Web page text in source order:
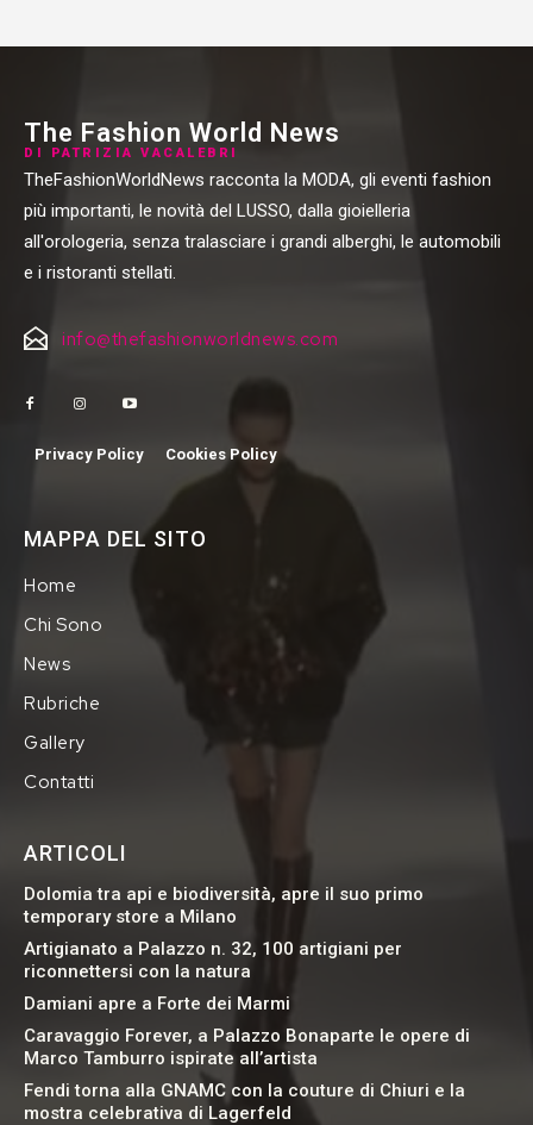
The Fashion World News
DI PATRIZIA VACALEBRI
TheFashionWorldNews racconta la MODA, gli eventi fashion
più importanti, le novità del LUSSO, dalla gioielleria
all'orologeria, senza tralasciare i grandi alberghi, le automobili
e i ristoranti stellati.
info@thefashionworldnews.com
Privacy Policy Cookies Policy
MAPPA DEL SITO
Home
Chi Sono
News
Rubriche
Gallery
Contatti
ARTICOLI
Dolomia tra api e biodiversità, apre il suo primo
temporary store a Milano
Artigianato a Palazzo n. 32, 100 artigiani per
riconnettersi con la natura
Damiani apre a Forte dei Marmi
Caravaggio Forever, a Palazzo Bonaparte le opere di
Marco Tamburro ispirate all’artista
Fendi torna alla GNAMC con la couture di Chiuri e la
mostra celebrativa di Lagerfeld